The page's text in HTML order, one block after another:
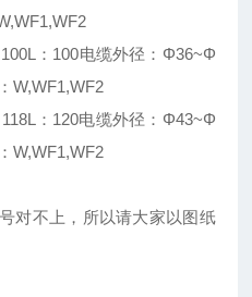
：100电缆外径：Φ36~Φ
W,WF1,WF2
：120电缆外径：Φ43~Φ
W,WF1,WF2
不上，所以请大家以图纸